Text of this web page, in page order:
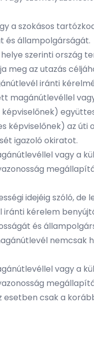
a szokásos
és állampolgárságát.
szerinti ország
meg az utazás
iránti
magánútlevéllel
képviselőnek) az
igazoló okiratot.
vagy a
idejéig szóló,
kérelem
és
vagy a
csak a